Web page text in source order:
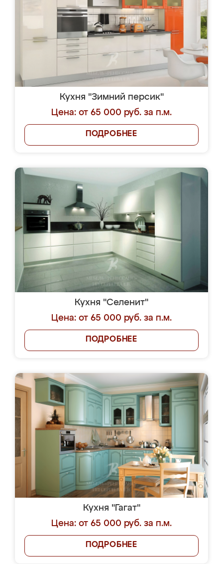
Кухня "Зимний персик"
Цена: от 65 000 руб. за п.м.
ПОДРОБНЕЕ
Кухня "Селенит"
Цена: от 65 000 руб. за п.м.
ПОДРОБНЕЕ
Кухня "Гагат"
Цена: от 65 000 руб. за п.м.
ПОДРОБНЕЕ